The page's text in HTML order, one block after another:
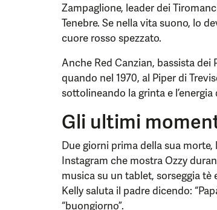
Zampaglione, leader dei
Tenebre. Se nella vita suono, lo
cuore rosso spezzato.
Anche Red Canzian, bassista
quando nel 1970, al Piper di
sottolineando la grinta e l’energia
Gli ultimi
Due giorni prima della sua
Instagram che mostra Ozzy
musica su un tablet, sorseggia
Kelly saluta il padre dicendo:
“buongiorno”.